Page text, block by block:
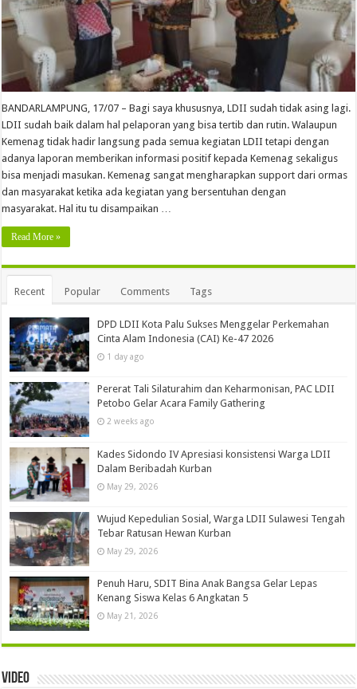
BANDARLAMPUNG, 17/07 – Bagi saya khususnya, LDII sudah tidak asing lagi.
LDII sudah baik dalam hal pelaporan yang bisa tertib dan rutin. Walaupun
Kemenag tidak hadir langsung pada semua kegiatan LDII tetapi dengan
adanya laporan memberikan informasi positif kepada Kemenag sekaligus
bisa menjadi masukan. Kemenag sangat mengharapkan support dari ormas
dan masyarakat ketika ada kegiatan yang bersentuhan dengan
masyarakat. Hal itu tu disampaikan …
Read More »
Recent Popular Comments Tags
DPD LDII Kota Palu Sukses Menggelar Perkemahan
Cinta Alam Indonesia (CAI) Ke-47 2026
1 day ago
Pererat Tali Silaturahim dan Keharmonisan, PAC LDII
Petobo Gelar Acara Family Gathering
2 weeks ago
Kades Sidondo IV Apresiasi konsistensi Warga LDII
Dalam Beribadah Kurban
May 29, 2026
Wujud Kepedulian Sosial, Warga LDII Sulawesi Tengah
Tebar Ratusan Hewan Kurban
May 29, 2026
Penuh Haru, SDIT Bina Anak Bangsa Gelar Lepas
Kenang Siswa Kelas 6 Angkatan 5
May 21, 2026
Video